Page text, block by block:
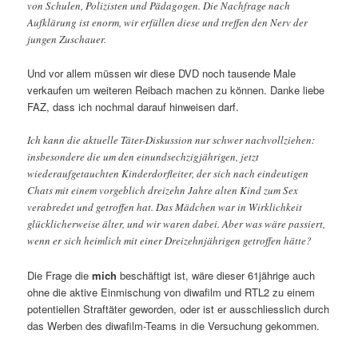
von Schulen, Polizisten und Pädagogen. Die Nachfrage nach
Aufklärung ist enorm, wir erfüllen diese und treffen den Nerv der
jungen Zuschauer.
Und vor allem müssen wir diese DVD noch tausende Male
verkaufen um weiteren Reibach machen zu können. Danke liebe
FAZ, dass ich nochmal darauf hinweisen darf.
Ich kann die aktuelle Täter-Diskussion nur schwer nachvollziehen:
insbesondere die um den einundsechzigjährigen, jetzt
wiederaufgetauchten Kinderdorfleiter, der sich nach eindeutigen
Chats mit einem vorgeblich dreizehn Jahre alten Kind zum Sex
verabredet und getroffen hat. Das Mädchen war in Wirklichkeit
glücklicherweise älter, und wir waren dabei. Aber was wäre passiert,
wenn er sich heimlich mit einer Dreizehnjährigen getroffen hätte?
Die Frage diemich beschäftigt ist, wäre dieser 61jährige auch
ohne die aktive Einmischung von diwafilm und RTL2 zu einem
potentiellen Straftäter geworden, oder ist er ausschliesslich durch
das Werben des diwafilm-Teams in die Versuchung gekommen.